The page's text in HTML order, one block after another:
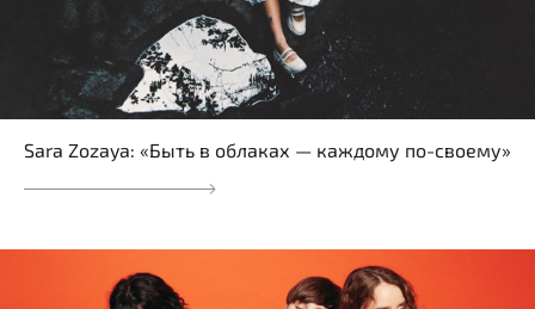
Sara Zozaya: «Быть в облаках — каждому по-своему»